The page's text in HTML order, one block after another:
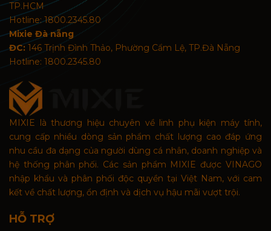
TP.HCM
Hotline: 1800.2345.80
Mixie Đà nẵng
ĐC: 146 Trịnh Đình Thảo, Phường Cẩm Lệ, TP.Đà Nẵng
Hotline: 1800.2345.80
MIXIE là thương hiệu chuyên về linh phụ kiện máy tính,
cung cấp nhiều dòng sản phẩm chất lượng cao đáp ứng
nhu cầu đa dạng của người dùng cá nhân, doanh nghiệp và
hệ thống phân phối. Các sản phẩm MIXIE được VINAGO
nhập khẩu và phân phối độc quyền tại Việt Nam, với cam
kết về chất lượng, ổn định và dịch vụ hậu mãi vượt trội.
HỖ TRỢ